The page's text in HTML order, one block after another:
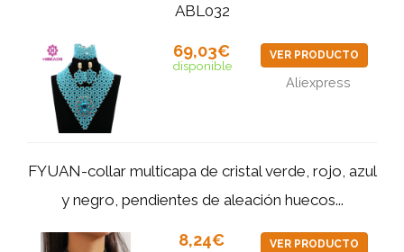
ABL032
69,03€
disponible
VER PRODUCTO
Aliexpress
FYUAN-collar multicapa de cristal verde, rojo, azul
y negro, pendientes de aleación huecos...
8,24€ VER PRODUCTO